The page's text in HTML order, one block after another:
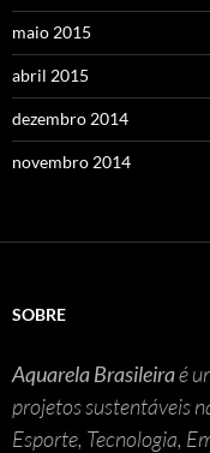
maio 2015
abril 2015
dezembro 2014
novembro 2014
SOBRE
Aquarela Brasileiraé
projetos sustentáveis
Esporte, Tecnologia,